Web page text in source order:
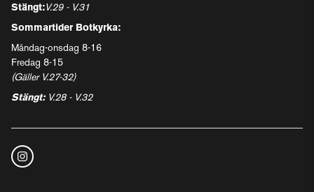
Stängt:V.29 - V.31
Sommartider Botkyrka:
Måndag-onsdag 8-16
Fredag 8-15
(Gäller V.27-32)
Stängt: V.28 - V.32